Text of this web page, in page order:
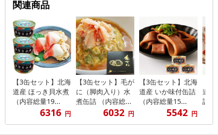
関連商品
【3缶セット】北海
道産 ほっき貝水煮
（内容総量19...
6316 円
【3缶セット】毛が
に（脚肉入り）水
煮缶詰 （内容総...
6032 円
【3缶セット】北海
道産 いか味付缶詰
（内容総量15...
5542 円
道産
詰（